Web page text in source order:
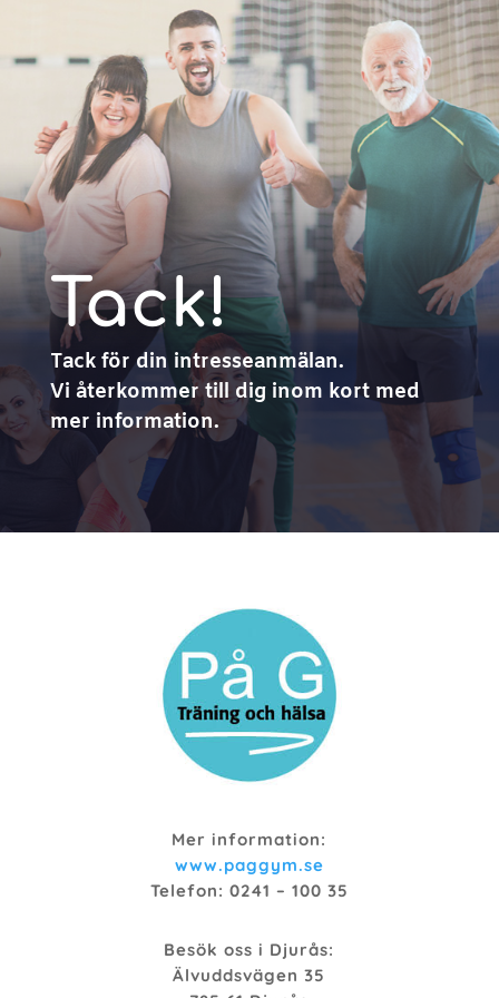
Tack!
Tack för din intresseanmälan.
Vi återkommer till dig inom kort med
mer information.
Mer information:
www.paggym.se
Telefon: 0241 – 100 35
Besök oss i Djurås:
Älvuddsvägen 35